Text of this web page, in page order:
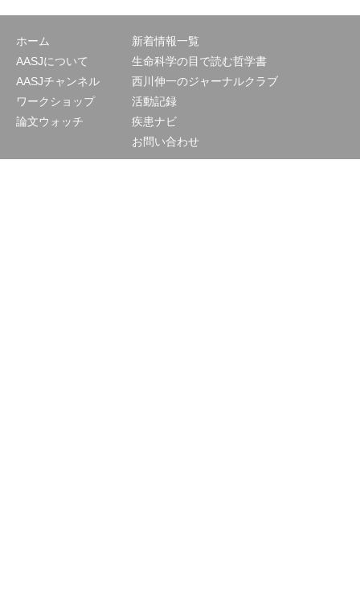
ホーム
AASJについて
AASJチャンネル
ワークショップ
論文ウォッチ
新着情報一覧
生命科学の目で読む哲学書
西川伸一のジャーナルクラブ
活動記録
疾患ナビ
お問い合わせ